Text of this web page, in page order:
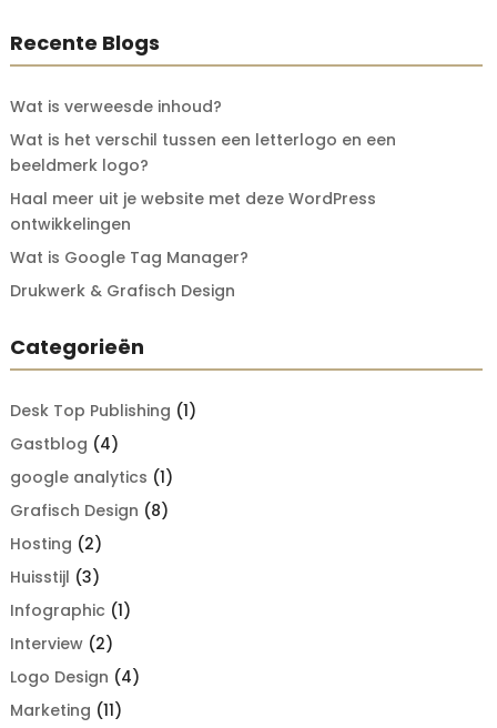
Recente Blogs
Wat is verweesde inhoud?
Wat is het verschil tussen een letterlogo en een
beeldmerk logo?
Haal meer uit je website met deze WordPress
ontwikkelingen
Wat is Google Tag Manager?
Drukwerk & Grafisch Design
Categorieën
Desk Top Publishing (1)
Gastblog (4)
google analytics (1)
Grafisch Design (8)
Hosting (2)
Huisstijl (3)
Infographic (1)
Interview(2)
Logo Design (4)
Marketing (11)